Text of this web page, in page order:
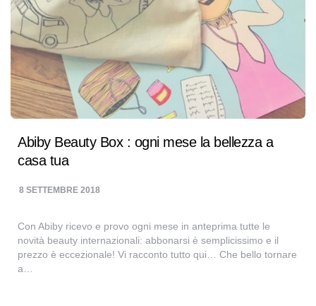
Abiby Beauty Box : ogni mese la bellezza a
casa tua
8 SETTEMBRE 2018
Con Abiby ricevo e provo ogni mese in anteprima tutte le
novità beauty internazionali: abbonarsi è semplicissimo e il
prezzo è eccezionale! Vi racconto tutto qui… Che bello tornare
a…